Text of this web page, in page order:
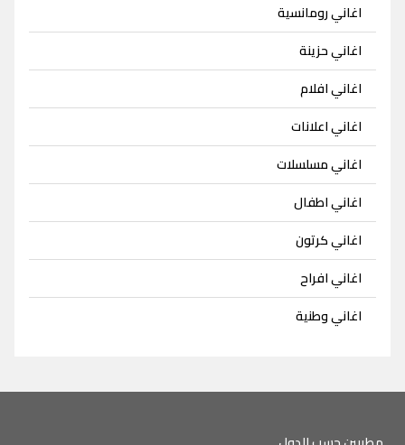
اغاني رومانسية
اغاني حزينة
اغاني افلام
اغاني اعلانات
اغاني مسلسلات
اغاني اطفال
اغاني كرتون
اغاني افراح
اغاني وطنية